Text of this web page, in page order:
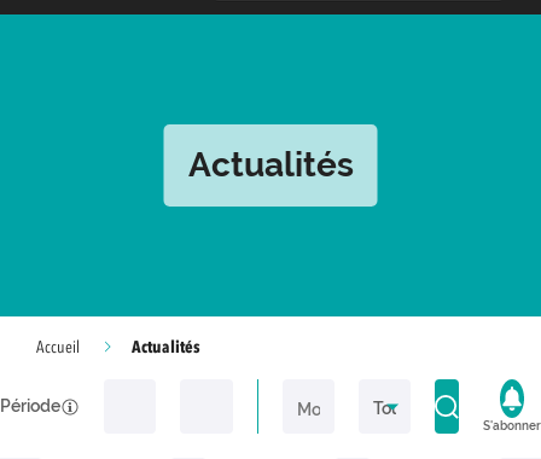
Actualités
Accueil Actualités
Période
S'abonner